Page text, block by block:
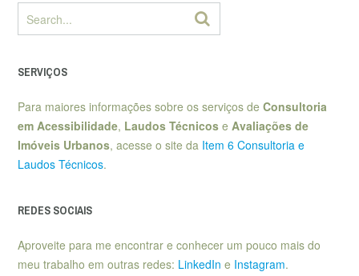
SERVIÇOS
Para maiores informações sobre os serviços de Consultoria
em Acessibilidade, Laudos Técnicos e Avaliações de
Imóveis Urbanos, acesse o site da Item 6 Consultoria e
Laudos Técnicos.
REDES SOCIAIS
Aproveite para me encontrar e conhecer um pouco mais do
meu trabalho em outras redes: LinkedIn e Instagram.